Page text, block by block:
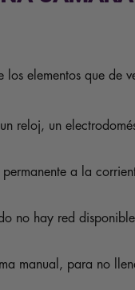
elementos que de
reloj, un
a la
no hay red
manual, para no